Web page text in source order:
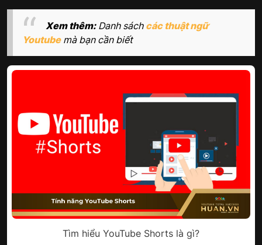
Xem thêm:Danh sách các thuật ngữ
Youtube mà bạn cần biết
Tìm hiểu YouTube Shorts là gì?